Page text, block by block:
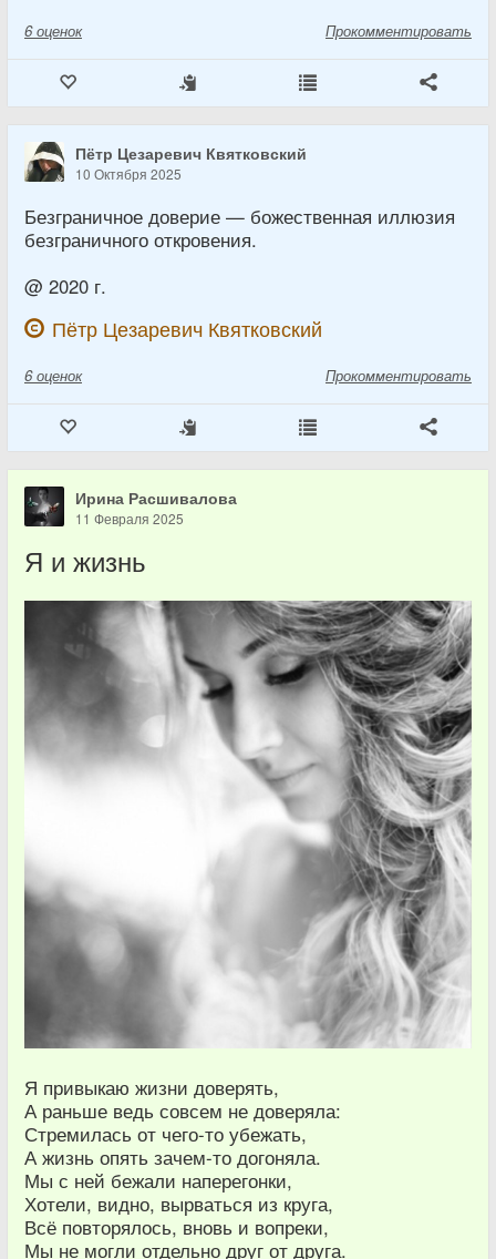
6 оценок Прокомментировать
Пётр Цезаревич Квятковский
10 Октября 2025
Безграничное доверие — божественная иллюзия
безграничного откровения.
@ 2020 г.
Пётр Цезаревич Квятковский
6 оценок Прокомментировать
Ирина Расшивалова
11 Февраля 2025
Я и жизнь
Я привыкаю жизни доверять,
А раньше ведь совсем не доверяла:
Стремилась от чего-то убежать,
А жизнь опять зачем-то догоняла.
Мы с ней бежали наперегонки,
Хотели, видно, вырваться из круга,
Всё повторялось, вновь и вопреки,
Мы не могли отдельно друг от друга.